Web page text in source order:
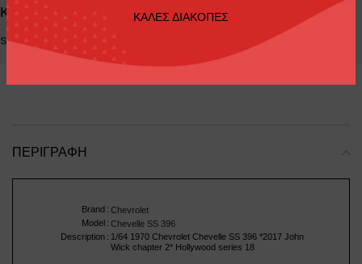
ΚΑΛΕΣ ΔΙΑΚΟΠΕΣ
Κατηγορίες:
Diecast Cars 1/64, Greenlight
Share:
ΠΕΡΙΓΡΑΦΉ
Brand : Chevrolet
Model : Chevelle SS 396
Description : 1/64 1970 Chevrolet Chevelle SS 396 *2017 John
Wick chapter 2* Hollywood series 18